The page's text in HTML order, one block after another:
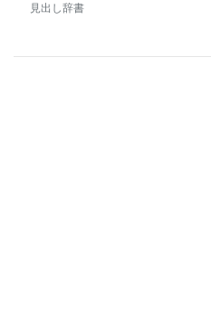
見出し辞書